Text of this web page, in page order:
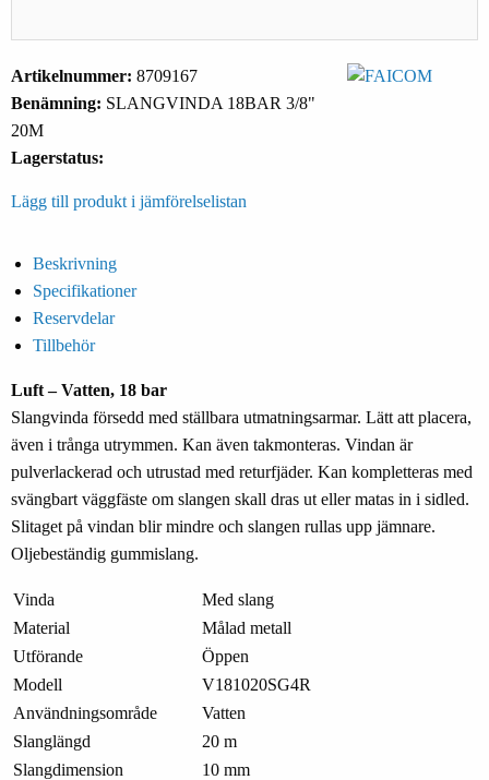
Artikelnummer: 8709167
Benämning: SLANGVINDA 18BAR 3/8"
20M
Lagerstatus:
Lägg till produkt i jämförelselistan
Beskrivning
Specifikationer
Reservdelar
Tillbehör
Luft – Vatten, 18 bar
Slangvinda försedd med ställbara utmatningsarmar. Lätt att placera,
även i trånga utrymmen. Kan även takmonteras. Vindan är
pulverlackerad och utrustad med returfjäder. Kan kompletteras med
svängbart väggfäste om slangen skall dras ut eller matas in i sidled.
Slitaget på vindan blir mindre och slangen rullas upp jämnare.
Oljebeständig gummislang.
Vinda
Med slang
Material
Målad metall
Utförande
Öppen
Modell
V181020SG4R
Användningsområde
Vatten
Slanglängd
20 m
Slangdimension
10 mm